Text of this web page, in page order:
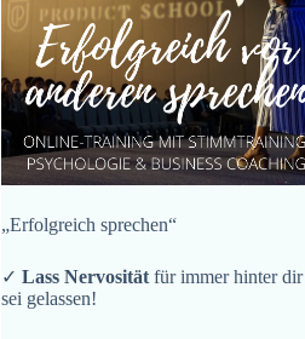
„Erfolgreich sprechen“
✓Lass Nervosität für immer hinter
sei gelassen!